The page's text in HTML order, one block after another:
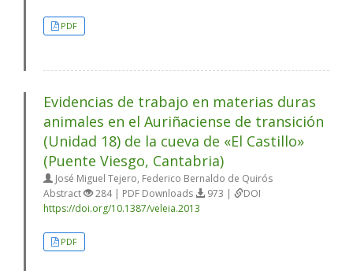
PDF
Evidencias de trabajo en materias duras
animales en el Auriñaciense de transición
(Unidad 18) de la cueva de «El Castillo»
(Puente Viesgo, Cantabria)
José Miguel Tejero, Federico Bernaldo de Quirós
Abstract
284 | PDF Downloads 973 |
DOI
https://doi.org/10.1387/veleia.2013
PDF